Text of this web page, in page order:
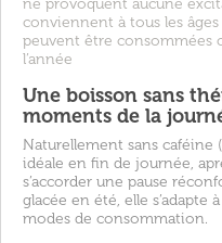
conviennent à tous les âges
peuvent être consommées
l’année
Une boisson sans
moments de la
Naturellement sans caféine
idéale en fin de journée,
s’accorder une pause
glacée en été, elle s’adapte
modes de consommation.